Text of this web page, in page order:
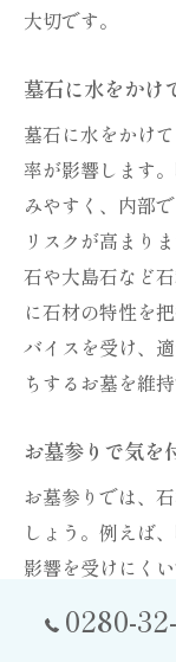
大切です。
墓石に水をかけ
墓石に水をかけ
率が影響します
みやすく、内部
リスクが高まり
石や大島石など
に石材の特性を
バイスを受け、
ちするお墓を維持
お墓参りで気を
お墓参りでは、
しょう。例えば
影響を受けにく
けすぎない配慮
で、墓石の美し
0280-